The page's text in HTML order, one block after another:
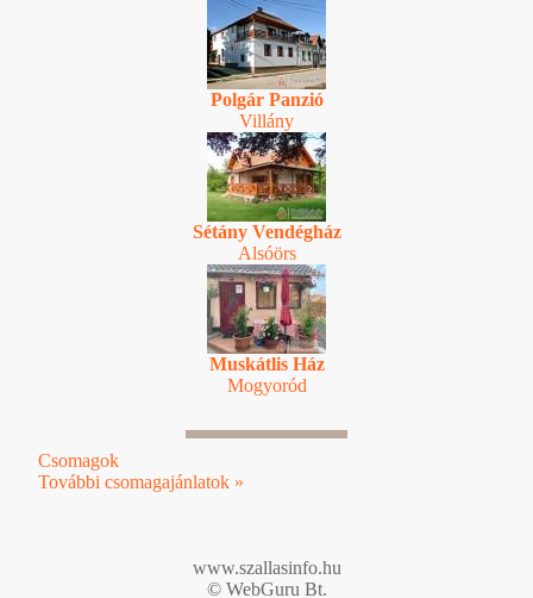
Polgár Panzió
Villány
Sétány Vendégház
Alsóörs
Muskátlis Ház
Mogyoród
Csomagok
További csomagajánlatok »
www.szallasinfo.hu
© WebGuru Bt.